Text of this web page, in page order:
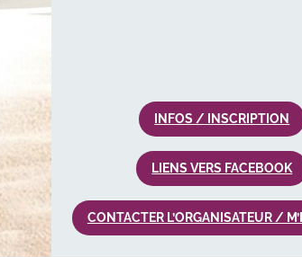
INFOS / INSCRIPTION
LIENS VERS FACEBOOK
CONTACTER L’ORGANISATEUR /